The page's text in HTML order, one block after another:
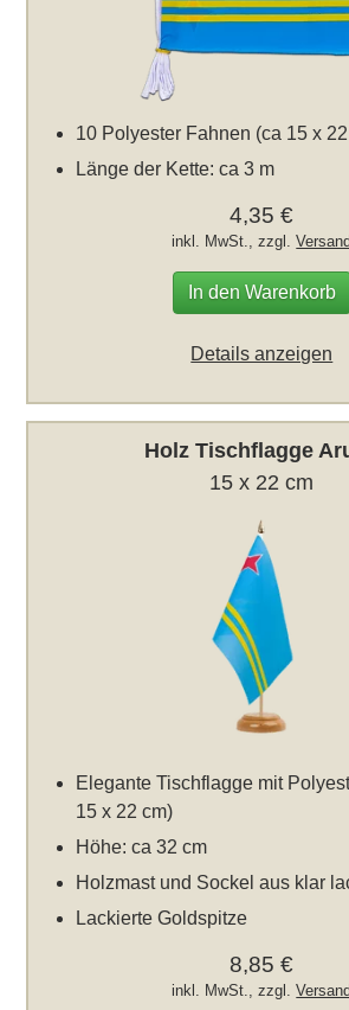
10 Polyester Fahnen (ca 15 x
Länge der Kette: ca 3 m
4,35 €
inkl. MwSt., zzgl.
In den Warenkorb
Details anzeigen
Holz Tischflagge
15 x 22 cm
Elegante Tischflagge mit
15 x 22 cm)
Höhe: ca 32 cm
Holzmast und Sockel aus klar
Lackierte Goldspitze
8,85 €
inkl. MwSt., zzgl.Versand